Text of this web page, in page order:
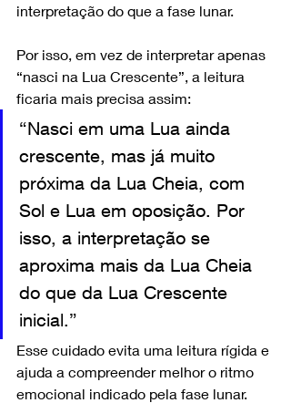
interpretação do que a fase lunar.
Por isso, em vez de interpretar apenas
“nasci na Lua Crescente”, a leitura
ficaria mais precisa assim:
“Nasci em uma Lua ainda
crescente, mas já muito
próxima da Lua Cheia, com
Sol e Lua em oposição. Por
isso, a interpretação se
aproxima mais da Lua Cheia
do que da Lua Crescente
inicial.”
Esse cuidado evita uma leitura rígida e
ajuda a compreender melhor o ritmo
emocional indicado pela fase lunar.